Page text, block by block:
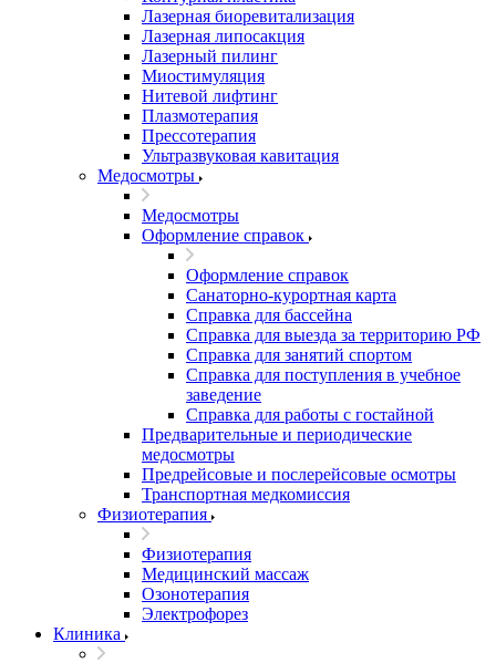
Лазерная биоревитализация
Лазерная липосакция
Лазерный пилинг
Миостимуляция
Нитевой лифтинг
Плазмотерапия
Прессотерапия
Ультразвуковая кавитация
Медосмотры
Медосмотры
Оформление справок
Оформление справок
Санаторно-курортная карта
Справка для бассейна
Справка для выезда за территорию РФ
Справка для занятий спортом
Справка для поступления в учебное
заведение
Справка для работы с гостайной
Предварительные и периодические
медосмотры
Предрейсовые и послерейсовые осмотры
Транспортная медкомиссия
Физиотерапия
Физиотерапия
Медицинский массаж
Озонотерапия
Электрофорез
Клиника